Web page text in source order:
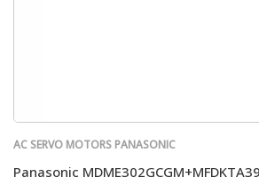
AC SERVO MOTORS PANASONIC
Panasonic